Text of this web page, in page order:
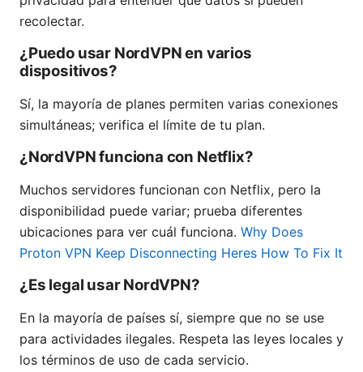
recolectar.
¿Puedo usar NordVPN en varios
dispositivos?
Sí, la mayoría de planes permiten varias conexiones
simultáneas; verifica el límite de tu plan.
¿NordVPN funciona con Netflix?
Muchos servidores funcionan con Netflix, pero la
disponibilidad puede variar; prueba diferentes
ubicaciones para ver cuál funciona. Why Does
Proton VPN Keep Disconnecting Heres How To Fix It
¿Es legal usar NordVPN?
En la mayoría de países sí, siempre que no se use
para actividades ilegales. Respeta las leyes locales y
los términos de uso de cada servicio.